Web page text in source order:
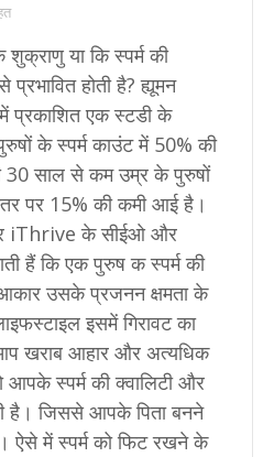
या कि स्पर्म की
होती है? ह्यूमन
प्रकाशित एक स्टडी के
के स्पर्म काउंट में 50% की
साल से कम उम्र के पुरुषों
पर 15% की कमी आई है।
iThrive के सीईओ और
हैं कि एक पुरुष क स्पर्म की
उसके प्रजनन क्षमता के
इसमें गिरावट का
खराब आहार और अत्यधिक
स्पर्म की क्वालिटी और
है। जिससे आपके पिता बनने
ऐसे में स्पर्म को फिट रखने के